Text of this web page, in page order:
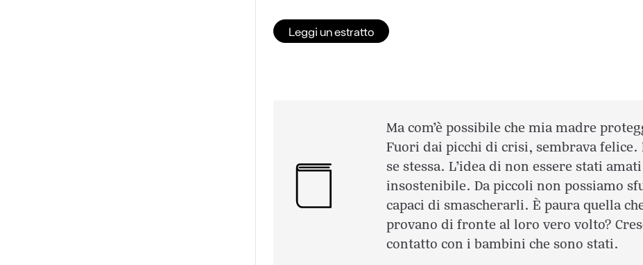
Leggi un estratto
Ma com’è possibile che mia madre
Fuori dai picchi di crisi, sembrava felice.
se stessa. L’idea di non essere stati
insostenibile. Da piccoli non possiamo
capaci di smascherarli. È paura quella
provano di fronte al loro vero volto?
contatto con i bambini che sono stati.